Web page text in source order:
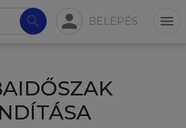
search person BELÉPÉS menu